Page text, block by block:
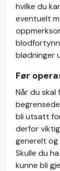
hvilke du
eventuelt
blødninger
Før
Når du
bli utsatt
derfor
generelt og
Skulle du
kunne bli